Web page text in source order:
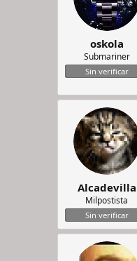
oskola
Submariner
Sin verificar
Alcadevilla
Milpostista
Sin verificar